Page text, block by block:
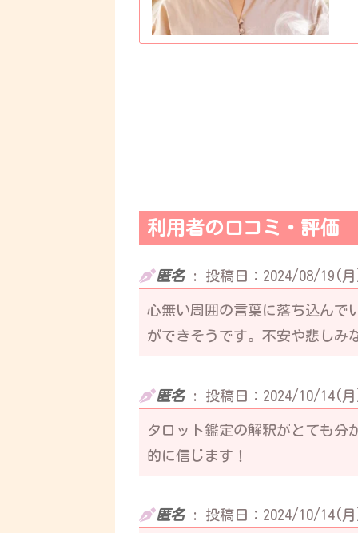
利用者の口コミ・評価
匿名: 投稿日：2024/08/19(
心無い周囲の言葉に落ち込んで
ができそうです。不安や悲しみ
匿名: 投稿日：2024/10/14(
タロット鑑定の解釈がとても分
的に信じます！
匿名: 投稿日：2024/10/14(